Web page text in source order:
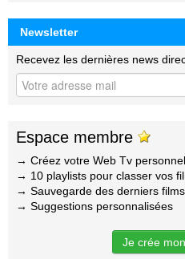
Newsletter
Recevez les dernières news
Espace membre
→ Créez votre Web Tv
→ 10 playlists pour classer vos
→ Sauvegarde des derniers
→ Suggestions personnalisées
Je crée